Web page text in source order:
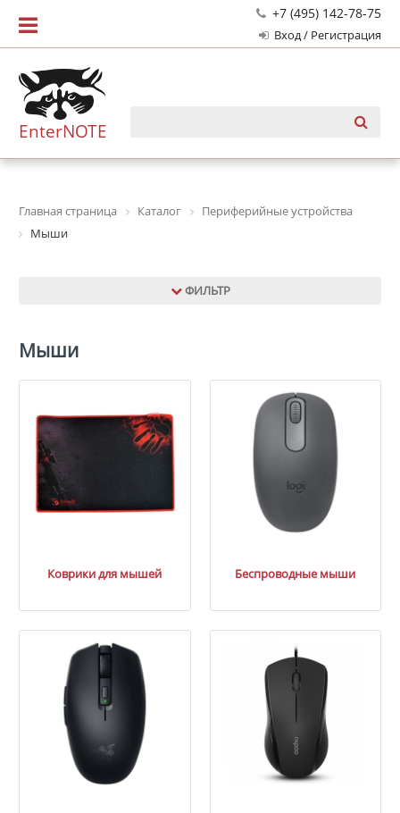
+7 (495) 142-78-75
Вход / Регистрация
EnterNOTE
Главная страница Каталог
Периферийные устройства
Мыши
ФИЛЬТР
Мыши
Коврики для мышей Беспроводные мыши